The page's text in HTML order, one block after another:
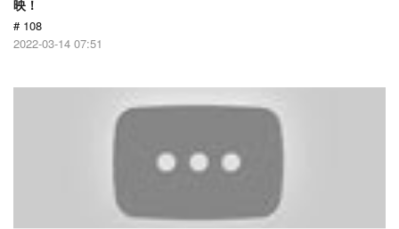
映！
# 108
2022-03-14 07:51